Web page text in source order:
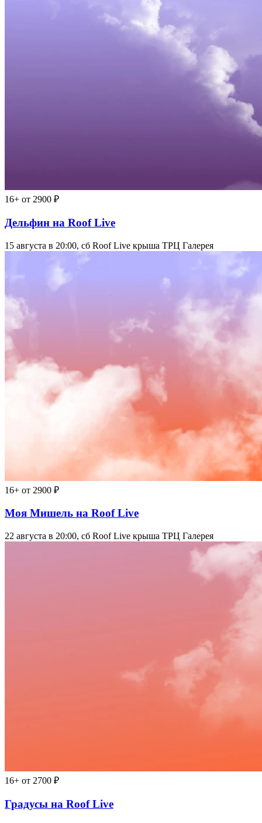
16+ от 2900 ₽
Дельфин на Roof Live
15 августа в 20:00, сб Roof Live крыша ТРЦ Галерея
16+ от 2900 ₽
Моя Мишель на Roof Live
22 августа в 20:00, сб Roof Live крыша ТРЦ Галерея
16+ от 2700 ₽
Градусы на Roof Live